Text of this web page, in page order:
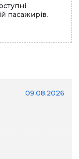
пасажирів.
09.08.2026